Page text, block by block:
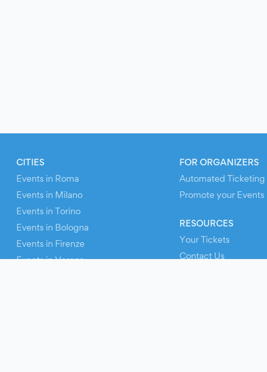
CITIES
Events in Roma
Events in Milano
Events in Torino
Events in Bologna
Events in Firenze
Events in Verona
FOR ORGANIZERS
Automated Ticketing
Promote your Events
RESOURCES
Your Tickets
Contact Us